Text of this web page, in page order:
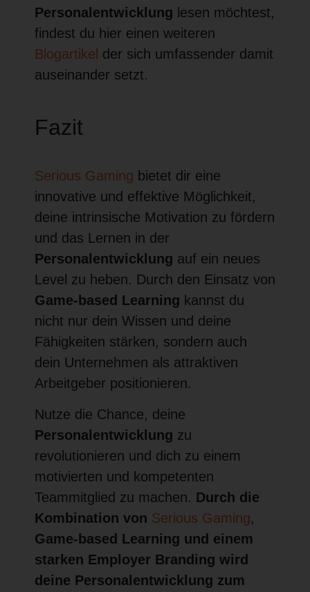
Personalentwicklung lesen möchtest,
findest du hier einen weiteren
Blogartikel der sich umfassender damit
auseinander setzt.
Fazit
Serious Gaming bietet dir eine
innovative und effektive Möglichkeit,
deine intrinsische Motivation zu fördern
und das Lernen in der
Personalentwicklung auf ein neues
Level zu heben. Durch den Einsatz von
Game-based Learning kannst du
nicht nur dein Wissen und deine
Fähigkeiten stärken, sondern auch
dein Unternehmen als attraktiven
Arbeitgeber positionieren.
Nutze die Chance, deine
Personalentwicklung zu
revolutionieren und dich zu einem
motivierten und kompetenten
Teammitglied zu machen. Durch die
Kombination von Serious Gaming,
Game-based Learning und einem
starken Employer Branding wird
deine Personalentwicklung zum